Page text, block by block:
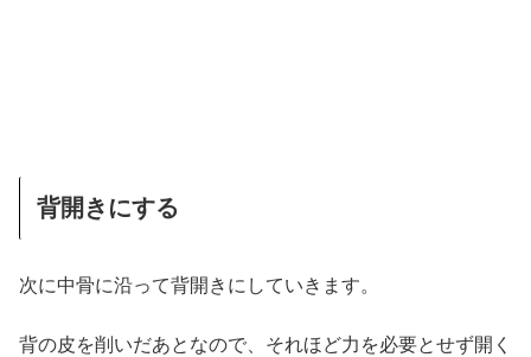
背開きにする
次に中骨に沿って背開きにしていきます。
背の皮を削いだあとなので、それほど力を必要とせず開く